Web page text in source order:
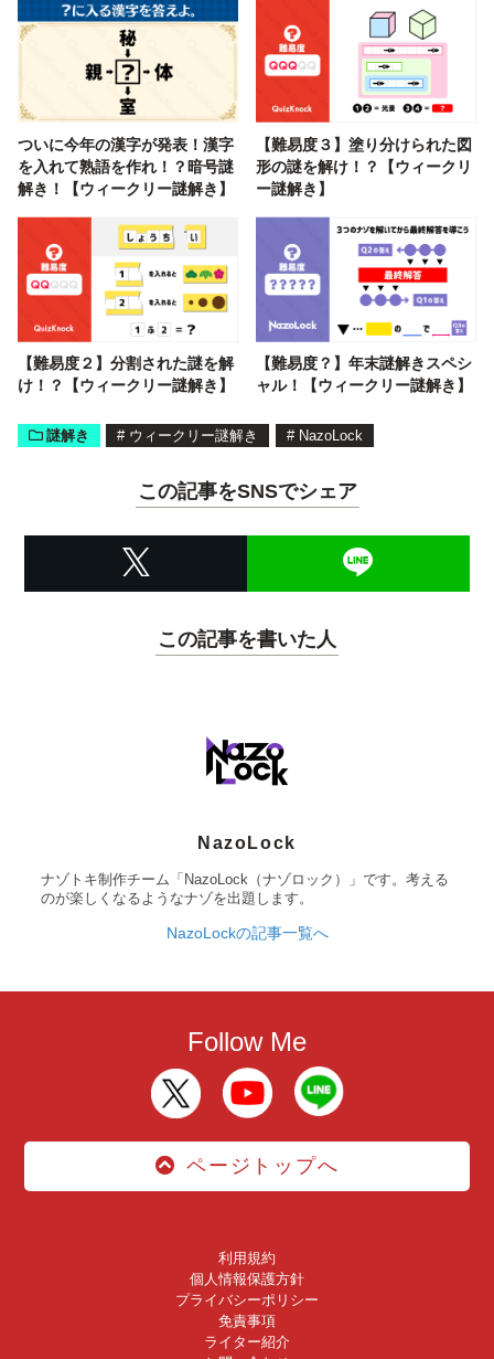
ついに今年の漢字が発表！漢字
を入れて熟語を作れ！？暗号謎
解き！【ウィークリー謎解き】
【難易度３】塗り分けられた図
形の謎を解け！？【ウィークリ
ー謎解き】
【難易度２】分割された謎を解
け！？【ウィークリー謎解き】
【難易度？】年末謎解きスペシ
ャル！【ウィークリー謎解き】
謎解き # ウィークリー謎解き # NazoLock
この記事をSNSでシェア
この記事を書いた人
NazoLock
ナゾトキ制作チーム「NazoLock（ナゾロック）」です。考える
のが楽しくなるようなナゾを出題します。
NazoLockの記事一覧へ
Follow Me
ページトップへ
利用規約
個人情報保護方針
プライバシーポリシー
免責事項
ライター紹介